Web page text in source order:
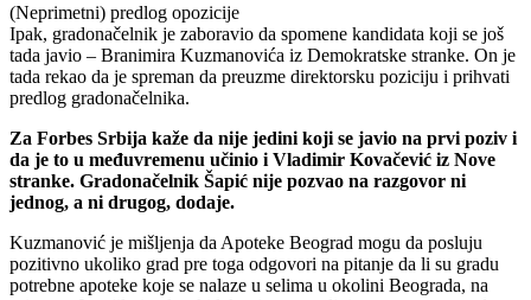
(Neprimetni) predlog opozicije
Ipak, gradonačelnik je zaboravio da spomene kandidata koji se još
tada javio – Branimira Kuzmanovića iz Demokratske stranke. On je
tada rekao da je spreman da preuzme direktorsku poziciju i prihvati
predlog gradonačelnika.
Za Forbes Srbija kaže da nije jedini koji se javio na prvi poziv i
da je to u međuvremenu učinio i Vladimir Kovačević iz Nove
stranke. Gradonačelnik Šapić nije pozvao na razgovor ni
jednog, a ni drugog, dodaje.
Kuzmanović je mišljenja da Apoteke Beograd mogu da posluju
pozitivno ukoliko grad pre toga odgovori na pitanje da li su gradu
potrebne apoteke koje se nalaze u selima u okolini Beograda, na